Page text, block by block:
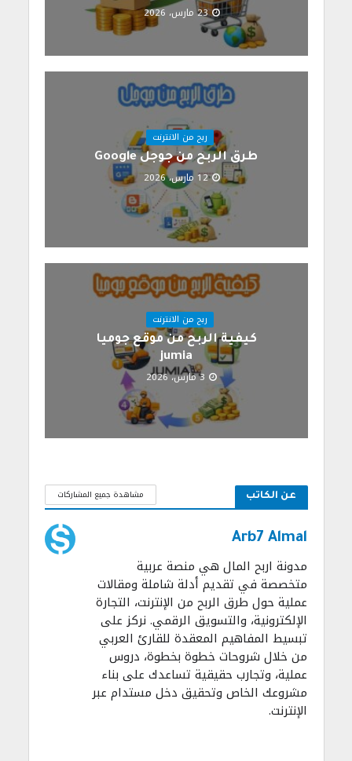
23 مارس، 2026
ربح من الانترنت
طرق الربح من جوجل Google
12 مارس، 2026
ربح من الانترنت
كيفية الربح من موقع جوميا
jumia
3 مارس، 2026
عن الكاتب مشاهدة جميع المشاركات
Arb7 Almal
مدونة اربح المال هي منصة عربية
متخصصة في تقديم أدلة شاملة ومقالات
عملية حول طرق الربح من الإنترنت، التجارة
الإلكترونية، والتسويق الرقمي. نركز على
تبسيط المفاهيم المعقدة للقارئ العربي
من خلال شروحات خطوة بخطوة، دروس
عملية، وتجارب حقيقية تساعدك على بناء
مشروعك الخاص وتحقيق دخل مستدام عبر
الإنترنت.